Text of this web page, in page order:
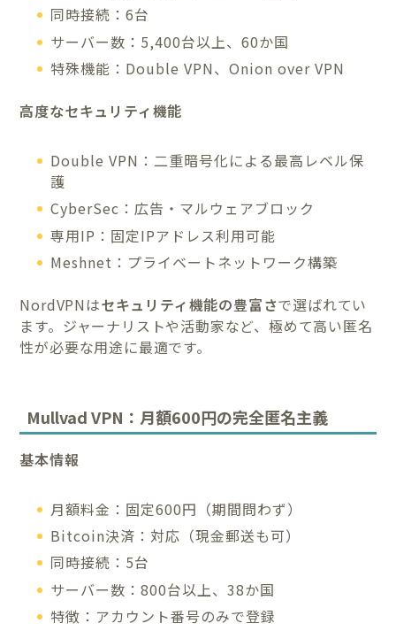
同時接続：6台
サーバー数：5,400台以上、60か国
特殊機能：Double VPN、Onion over VPN
高度なセキュリティ機能
Double VPN：二重暗号化による最高レベル保
護
CyberSec：広告・マルウェアブロック
専用IP：固定IPアドレス利用可能
Meshnet：プライベートネットワーク構築
NordVPNはセキュリティ機能の豊富さで選ばれてい
ます。ジャーナリストや活動家など、極めて高い匿名
性が必要な用途に最適です。
Mullvad VPN：月額600円の完全匿名主義
基本情報
月額料金：固定600円（期間問わず）
Bitcoin決済：対応（現金郵送も可）
同時接続：5台
サーバー数：800台以上、38か国
特徴：アカウント番号のみで登録